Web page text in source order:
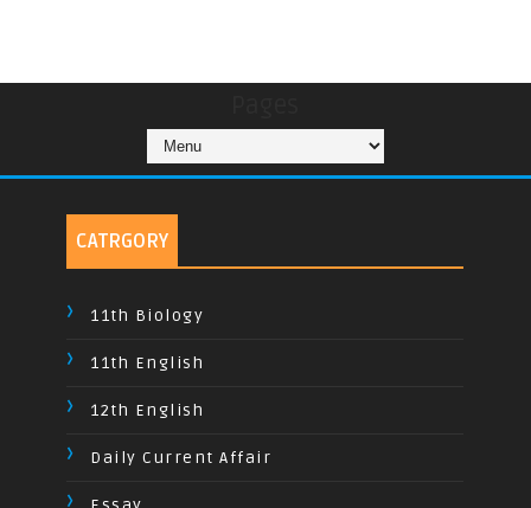
CATRGORY
11th Biology
11th English
12th English
Daily Current Affair